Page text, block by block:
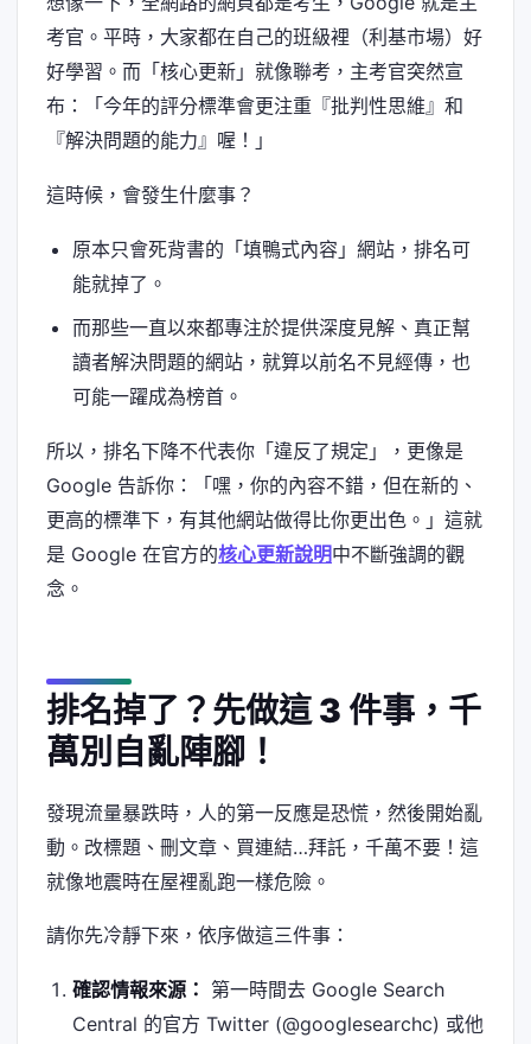
考官。平時，大家都在自己的班級裡（利基市場）好
好學習。而「核心更新」就像聯考，主考官突然宣
布：「今年的評分標準會更注重『批判性思維』和
『解決問題的能力』喔！」
這時候，會發生什麼事？
原本只會死背書的「填鴨式內容」網站，排名可
能就掉了。
而那些一直以來都專注於提供深度見解、真正幫
讀者解決問題的網站，就算以前名不見經傳，也
可能一躍成為榜首。
所以，排名下降不代表你「違反了規定」，更像是
Google 告訴你：「嘿，你的內容不錯，但在新的、
更高的標準下，有其他網站做得比你更出色。」這就
是 Google 在官方的核心更新說明中不斷強調的觀
念。
排名掉了？先做這 3 件事，千
萬別自亂陣腳！
發現流量暴跌時，人的第一反應是恐慌，然後開始亂
動。改標題、刪文章、買連結…拜託，千萬不要！這
就像地震時在屋裡亂跑一樣危險。
請你先冷靜下來，依序做這三件事：
確認情報來源： 第一時間去 Google Search
Central 的官方 Twitter (@googlesearchc) 或他